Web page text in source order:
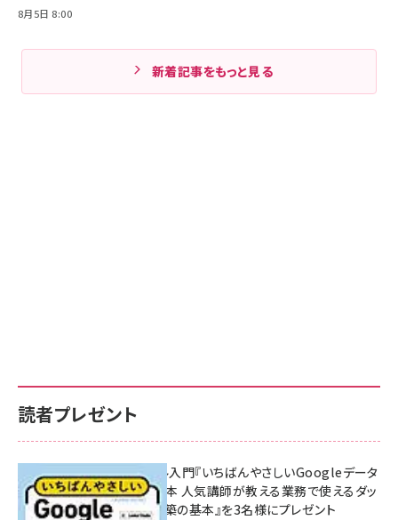
8月5日 8:00
新着記事をもっと見る
読者プレゼント
無料BIツール入門『いちばんやさしいGoogleデータ
ポータルの教本 人気講師が教える業務で使えるダッ
シュボード構築の基本』を3名様にプレゼント